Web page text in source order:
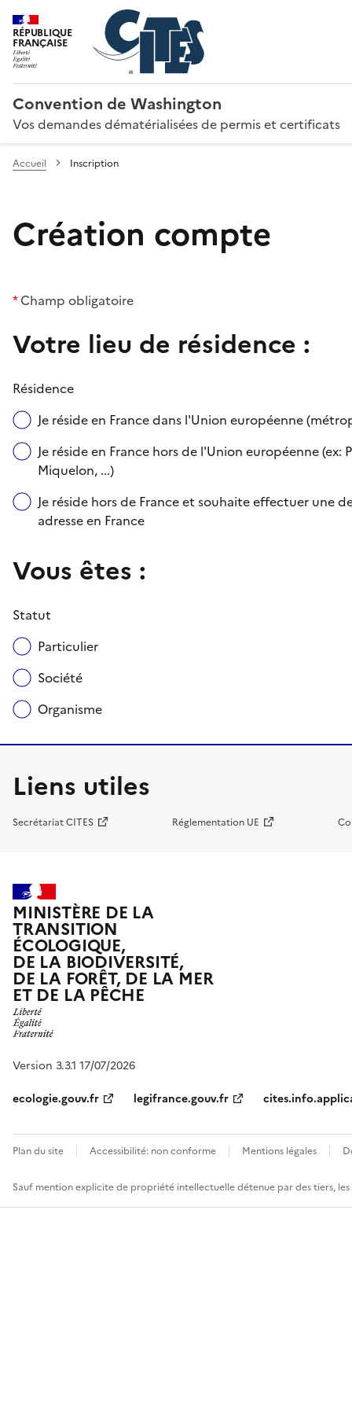
RÉPUBLIQUE
FRANÇAISE
Convention de Washington
Vos demandes dématérialisées de permis et certificats
Accueil Inscription
Création compte
*Champ obligatoire
Votre lieu de résidence :
Résidence
Je réside en France dans l'Union européenne
Je réside en France hors de l'Union européenne
Miquelon, ...)
Je réside hors de France et souhaite effectuer une
adresse en France
Vous êtes :
Statut
Particulier
Société
Organisme
Liens utiles
Secrétariat CITES Réglementation UE
MINISTÈRE DE LA
TRANSITION
ÉCOLOGIQUE,
DE LA BIODIVERSITÉ,
DE LA FORÊT, DE LA MER
ET DE LA PÊCHE
Version 3.3.1 17/07/2026
ecologie.gouv.fr
legifrance.gouv.fr
Plan du site Accessibilité: non conforme Mentions légales
Sauf mention explicite de propriété intellectuelle détenue par des tiers,